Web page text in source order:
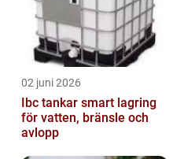
02 juni 2026
Ibc tankar smart lagring
för vatten, bränsle och
avlopp